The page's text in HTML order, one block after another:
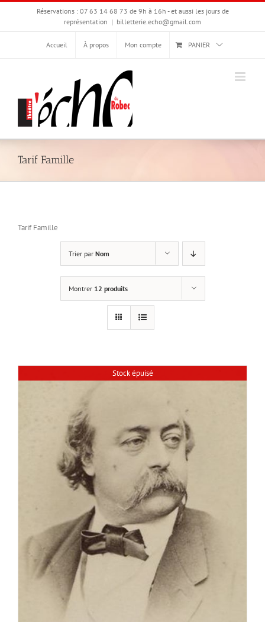
Passer
Réservations : 07 63 14 68 73 de 9h à 16h - et aussi les jours de
représentation | billetterie.echo@gmail.com
Accueil À propos Mon compte PANIER
Tarif Famille
Tarif Famille
Trier par Nom
Montrer 12 produits
Stock épuisé